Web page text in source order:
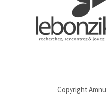
Copyright